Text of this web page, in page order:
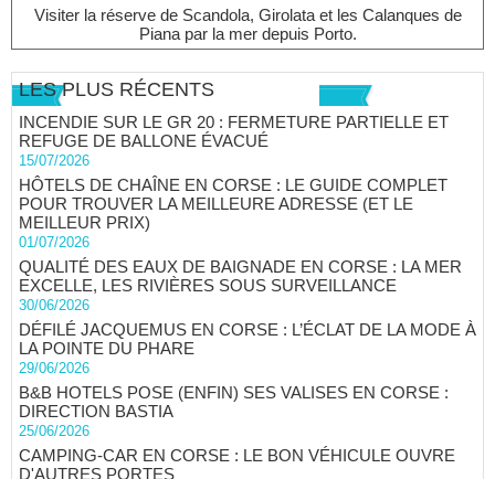
Visiter la réserve de Scandola, Girolata et les Calanques de
Piana par la mer depuis Porto.
LES PLUS RÉCENTS
INCENDIE SUR LE GR 20 : FERMETURE PARTIELLE ET
REFUGE DE BALLONE ÉVACUÉ
15/07/2026
HÔTELS DE CHAÎNE EN CORSE : LE GUIDE COMPLET
POUR TROUVER LA MEILLEURE ADRESSE (ET LE
MEILLEUR PRIX)
01/07/2026
QUALITÉ DES EAUX DE BAIGNADE EN CORSE : LA MER
EXCELLE, LES RIVIÈRES SOUS SURVEILLANCE
30/06/2026
DÉFILÉ JACQUEMUS EN CORSE : L’ÉCLAT DE LA MODE À
LA POINTE DU PHARE
29/06/2026
B&B HOTELS POSE (ENFIN) SES VALISES EN CORSE :
DIRECTION BASTIA
25/06/2026
CAMPING-CAR EN CORSE : LE BON VÉHICULE OUVRE
D'AUTRES PORTES